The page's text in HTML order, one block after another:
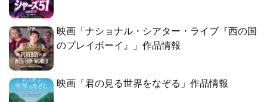
映画「ナショナル・シアター・ライブ『西の国
のプレイボーイ』」作品情報
映画「君の見る世界をなぞる」作品情報